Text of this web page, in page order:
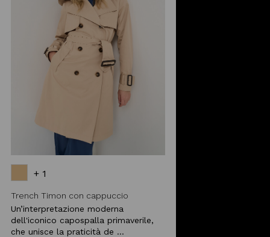
+ 1
Trench Timon con cappuccio
Un’interpretazione moderna
dell'iconico capospalla primaverile,
che unisce la praticità de ...